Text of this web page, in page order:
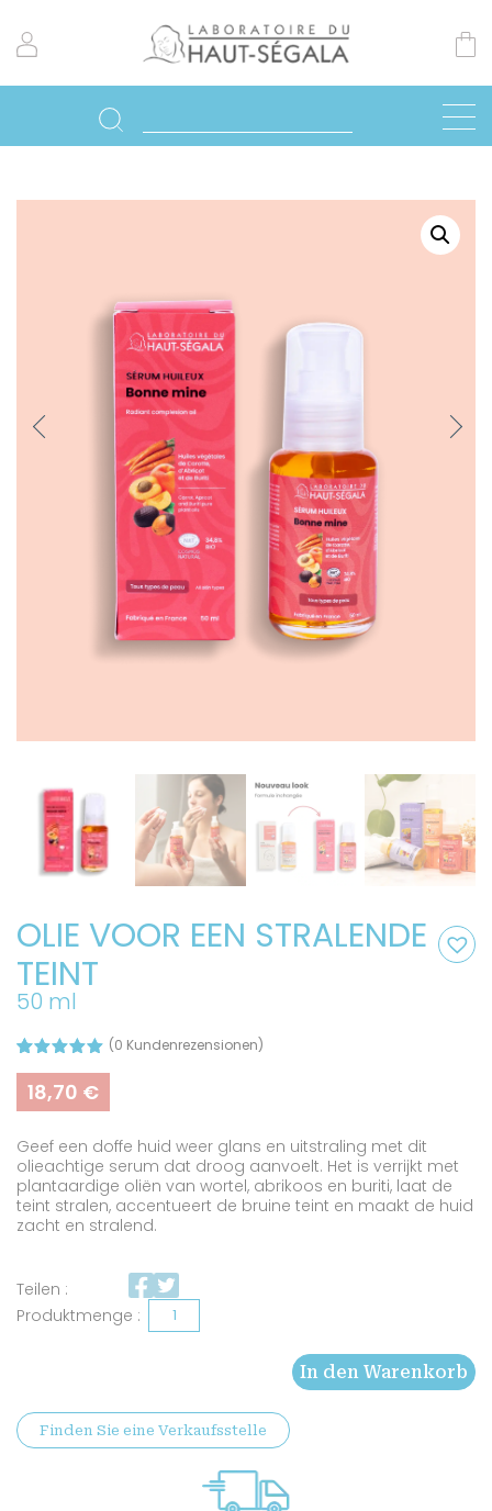
Previo
Next
OLIE VOOR EEN STRALENDE
TEINT
50 ml
mit 5.00
von 5,
basierend
Kundenbew
ertungen
(0 Kundenrezensionen)
18,70 €
Geef een doffe huid weer glans en uitstraling met dit
olieachtige serum dat droog aanvoelt. Het is verrijkt met
plantaardige oliën van wortel, abrikoos en buriti, laat de
teint stralen, accentueert de bruine teint en maakt de huid
zacht en stralend.
Teilen :
Olie
stralende
teint
In den Warenkorb
Finden Sie eine Verkaufsstelle